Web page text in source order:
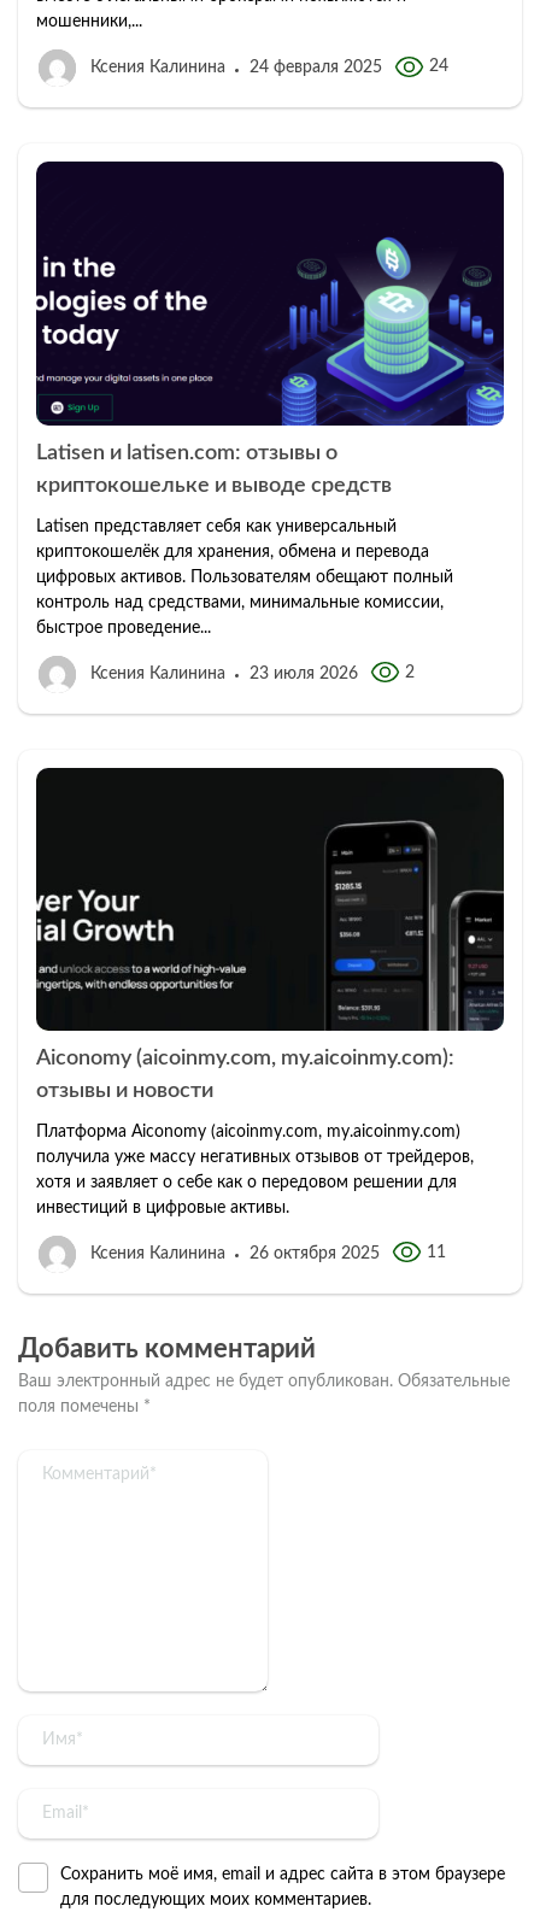
мошенники,...
Ксения Калинина 24 февраля 2025 24
Latisen и latisen.com: отзывы о
криптокошельке и выводе средств
Latisen представляет себя как универсальный
криптокошелёк для хранения, обмена и перевода
цифровых активов. Пользователям обещают полный
контроль над средствами, минимальные комиссии,
быстрое проведение...
Ксения Калинина 23 июля 2026 2
Aiconomy (aicoinmy.com, my.aicoinmy.com):
отзывы и новости
Платформа Aiconomy (aicoinmy.com, my.aicoinmy.com)
получила уже массу негативных отзывов от трейдеров,
хотя и заявляет о себе как о передовом решении для
инвестиций в цифровые активы.
Ксения Калинина 26 октября 2025 11
Добавить комментарий
Ваш электронный адрес не будет опубликован. Обязательные
поля помечены *
Сохранить моё имя, email и адрес сайта в этом браузере
для последующих моих комментариев.